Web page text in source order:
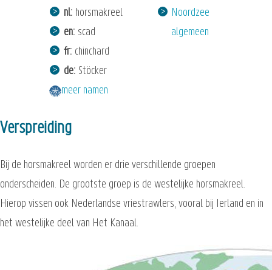
nl horsmakreel
en scad
fr chinchard
de Stöcker
meer namen
Noordzee
algemeen
Verspreiding
Bij de horsmakreel worden er drie verschillende groepen
onderscheiden. De grootste groep is de westelijke horsmakreel.
Hierop vissen ook Nederlandse vriestrawlers, vooral bij Ierland en in
het westelijke deel van Het Kanaal.